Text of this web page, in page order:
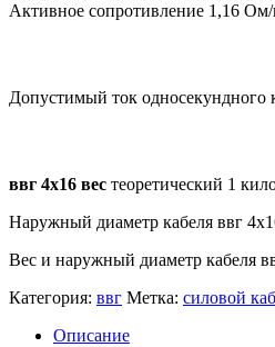
Активное сопротивление 1,16
Допустимый ток односекундного
ввг 4х16 вес теоретический 1
Наружный диаметр кабеля ввг
Вес и наружный диаметр кабеля
Категория: ввг Метка: силовой
Описание